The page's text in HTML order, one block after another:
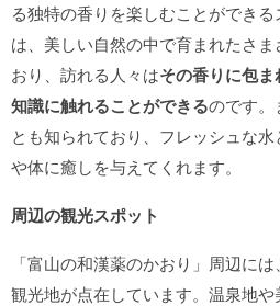
る独特の香りを楽しむことができ
は、美しい自然の中で育まれたさ
おり、訪れる人々はその香りに包
知識に触れることができるのです。
とも知られており、フレッシュな
や体に癒しを与えてくれます。
周辺の観光スポット
「富山の和漢薬のかおり」周辺に
観光地が点在しています。温泉地